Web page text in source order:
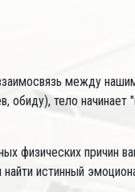
между
обиду), тело
физических причин
истинный